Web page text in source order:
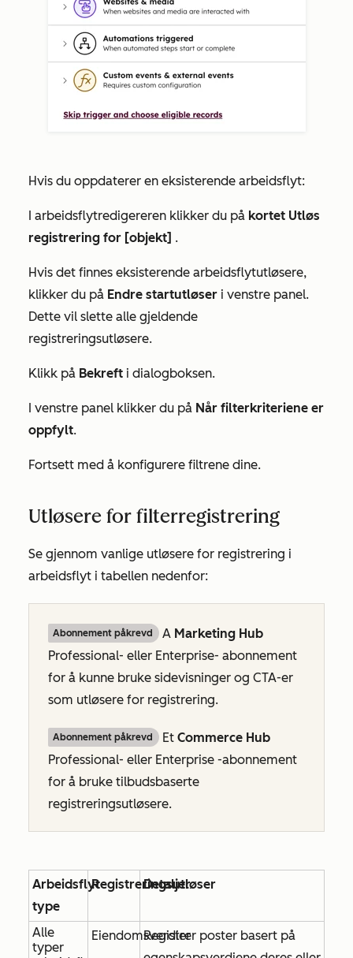
Hvis du oppdaterer en eksisterende arbeidsflyt:
I arbeidsflytredigereren klikker du på kortet Utløs
registrering for [objekt] .
Hvis det finnes eksisterende arbeidsflytutløsere,
klikker du på Endre startutløser i venstre panel.
Dette vil slette alle gjeldende
registreringsutløsere.
Klikk på Bekreft i dialogboksen.
I venstre panel klikker du på Når filterkriteriene er
oppfylt.
Fortsett med å konfigurere filtrene dine.
Utløsere for filterregistrering
Se gjennom vanlige utløsere for registrering i
arbeidsflyt i tabellen nedenfor:
Abonnement påkrevd A Marketing Hub
Professional- eller Enterprise- abonnement
for å kunne bruke sidevisninger og CTA-er
som utløsere for registrering.
Abonnement påkrevd Et Commerce Hub
Professional- eller Enterprise -abonnement
for å bruke tilbudsbaserte
registreringsutløsere.
Arbeidsflyt-
type
Registreringsutløser
Detaljer
Alle
typer
EiendomsverdierRegistrer poster basert på